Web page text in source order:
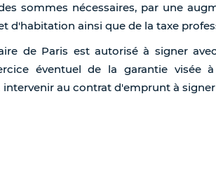
sommes nécessaires, par une
d'habitation ainsi que de la taxe
de Paris est autorisé à signer
éventuel de la garantie visée
intervenir au contrat d'emprunt à